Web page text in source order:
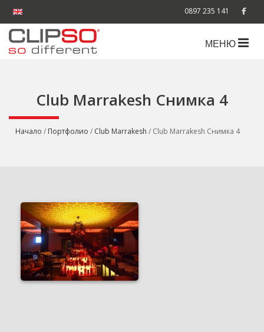
0897 235 141
МЕНЮ
Club Marrakesh Снимка 4
Начало / Портфолио / Club Marrakesh / Club Marrakesh Снимка 4